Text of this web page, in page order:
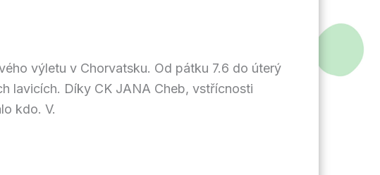
výletu v Chorvatsku. Od pátku 7.6 do úterý
lavicích. Díky CK JANA Cheb, vstřícnosti
kdo. V.